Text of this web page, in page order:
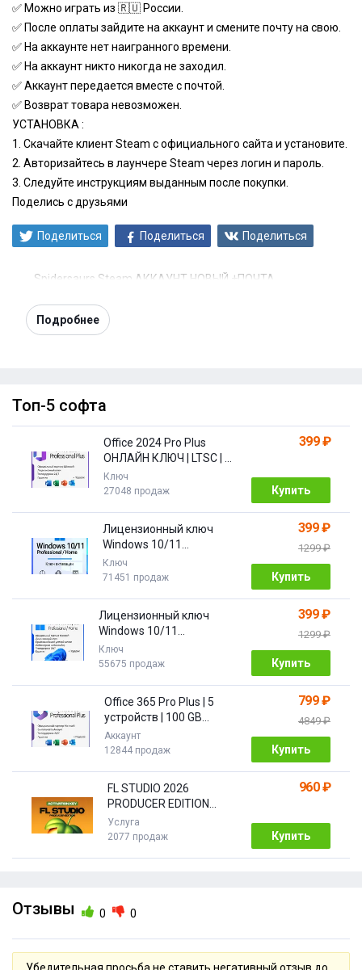
✅ Можно играть из 🇷🇺 России.
✅ После оплаты зайдите на аккаунт и смените почту на свою.
✅ На аккаунте нет наигранного времени.
✅ На аккаунт никто никогда не заходил.
✅ Аккаунт передается вместе с почтой.
✅ Возврат товара невозможен.
УСТАНОВКА :
1. Скачайте клиент Steam с официального сайта и установите.
2. Авторизайтесь в лаунчере Steam через логин и пароль.
3. Следуйте инструкциям выданным после покупки.
Поделись с друзьями
Поделиться Поделиться Поделиться
Spidersaurs Steam АККАУНТ НОВЫЙ +ПОЧТА
Подробнее
Топ-5 софта
Office 2024 Pro Plus
ОНЛАЙН КЛЮЧ | LTSC | +
ПОДАРОК
Ключ
27048 продаж
399 ₽
Купить
Лицензионный ключ
Windows 10/11
Pro/Home 32/64 bit
Ключ
71451 продаж
399 ₽
1299 ₽
Купить
Лицензионный ключ
Windows 10/11
PRO/HOME | с привязкой
Ключ
55675 продаж
399 ₽
1299 ₽
Купить
Office 365 Pro Plus | 5
устройств | 100 GB
Облако| 1 год
Аккаунт
12844 продаж
799 ₽
4849 ₽
Купить
FL STUDIO 2026
PRODUCER EDITION
[Бессрочная]
Услуга
2077 продаж
960 ₽
Купить
Отзывы 0 0